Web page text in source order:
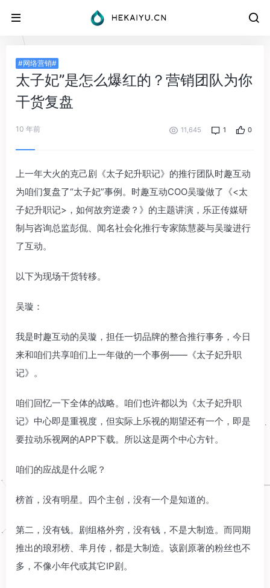
#网络营销#
太子妃”是怎么爆红的？营销团队为你
干货复盘
10 年前 11,645 1 0
上一年大火的克己剧《太子妃升职记》的推行团队时趣互动
为咱们复盘了“太子妃”事例。时趣互动COO吴璇做了《<太
子妃升职记>，如何故穷逆袭？》的主题讲演，乐正传媒研
制与咨询总监彭侃、闻名社会化推行专家陈慧菱与吴璇进行
了互动。
以下为现场干货转移。
吴璇：
我是时趣互动的吴璇，担任一切品牌的整合推行事务，今日
来和咱们共享咱们上一年做的一个事例——《太子妃升职
记》。
咱们回忆一下全体的战略。咱们也许都以为《太子妃升职
记》中心即是重视度，但实际上乐视的期望还有一个，即是
要拉动乐视网的APP下载。所以这是两个中心方针。
咱们的应战是什么呢？
榜首，没有明星。四个主创，没有一个是知道的。
第二，没有钱。剧组格外穷，没有钱，不是大制造。而同期
推出的琅邪榜、芈月传，都是大制造。该剧原著的粉丝也不
多，不像小年代或其它IP剧。